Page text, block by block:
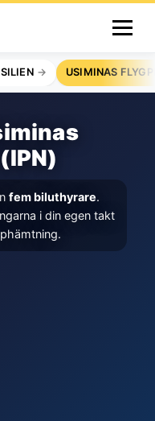
USIMINAS
fem biluthyrare.
i din egen takt